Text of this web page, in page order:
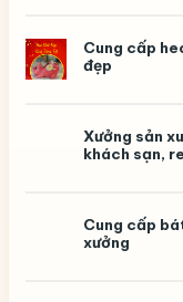
Cung cấp
đẹp
Xưởng sản
khách sạn,
Cung cấp
xưởng